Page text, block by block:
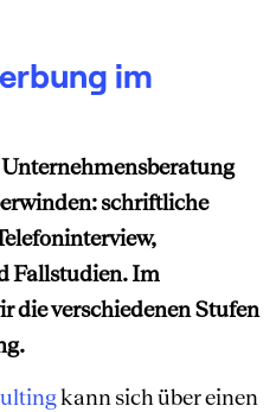
im
schriftliche
Fallstudien. Im
die verschiedenen Stufen
kann sich über einen